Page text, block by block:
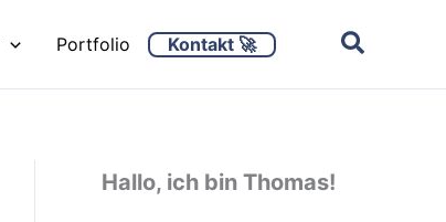
Portfolio Kontakt 🚀
Hallo, ich bin Thomas!